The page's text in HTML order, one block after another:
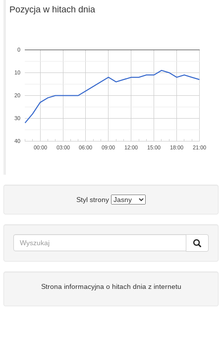
Pozycja w hitach dnia
00:00 03:00 06:00 09:00 12:00 15:00 18:00 21:00
0
10
20
30
40
Styl strony
Strona informacyjna o hitach dnia z internetu